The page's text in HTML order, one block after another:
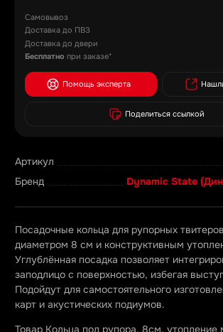
Артикул
Бренд
Dynamic State
Посадочные кольца для рупорных
диаметром 8 см и конструктивным
Углублённая посадка позволяет
заподлицо с поверхностью, избегая
Подойдут для самостоятельного
карт и акустических подиумов.
Товар Кольца под рупора, 8см, утопление
Самовывоз
Доставка до ПВЗ
Доставка до двери
Бесплатно при заказе*
Помощь эксперта
Поделиться ссылкой